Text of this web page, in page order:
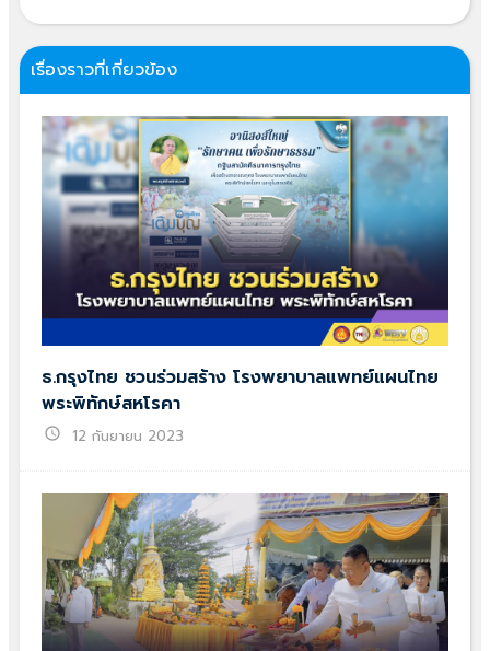
เรื่องราวที่เกี่ยวข้อง
ธ.กรุงไทย ชวนร่วมสร้าง โรงพยาบาลแพทย์แผนไทย
พระพิทักษ์สหโรคา
schedule 12 กันยายน 2023